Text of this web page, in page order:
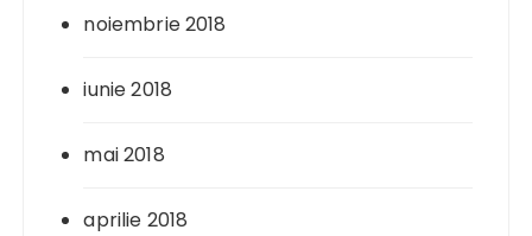
noiembrie 2018
iunie 2018
mai 2018
aprilie 2018